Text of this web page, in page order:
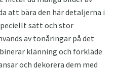
att bära den här detaljerna i
sätt och stor
av tonåringar på det
klänning och förkläde
och dekorera dem med